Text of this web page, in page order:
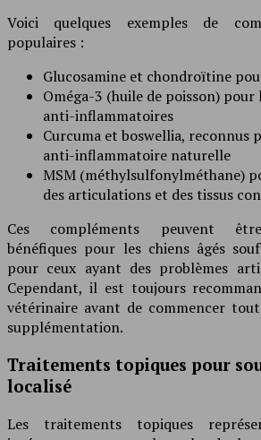
Voici quelques exemples de
populaires :
Glucosamine et chondroïtine
Oméga-3 (huile de poisson)
anti-inflammatoires
Curcuma et boswellia, reconnus
anti-inflammatoire naturelle
MSM (méthylsulfonylméthane)
des articulations et des tissus
Ces compléments peuvent
bénéfiques pour les chiens âgés
pour ceux ayant des problèmes
Cependant, il est toujours
vétérinaire avant de commencer
supplémentation.
Traitements topiques pour
localisé
Les traitements topiques